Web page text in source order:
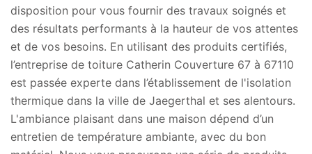
disposition pour vous fournir des travaux soignés et
des résultats performants à la hauteur de vos attentes
et de vos besoins. En utilisant des produits certifiés,
l’entreprise de toiture Catherin Couverture 67 à 67110
est passée experte dans l’établissement de l'isolation
thermique dans la ville de Jaegerthal et ses alentours.
L'ambiance plaisant dans une maison dépend d’un
entretien de température ambiante, avec du bon